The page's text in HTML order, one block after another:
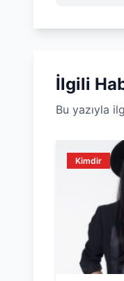
İlgili
Bu yazıyla
Kimdir